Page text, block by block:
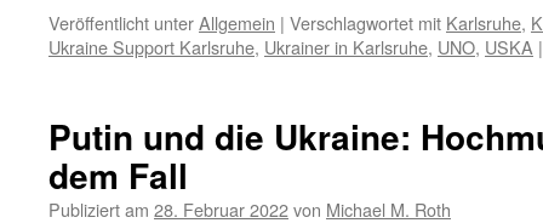
Veröffentlicht unterAllgemein | Verschlagwortet mit Karlsruhe,
Ukraine Support Karlsruhe, Ukrainer in Karlsruhe, UNO, USKA |
Putin und die Ukraine:
dem Fall
Publiziert am 28. Februar 2022von Michael M. Roth